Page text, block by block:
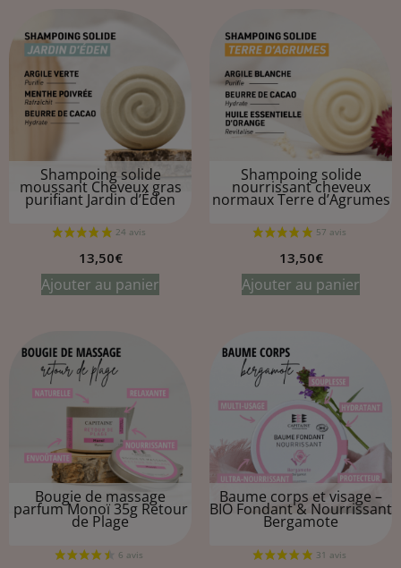
Shampoing solide
moussant Cheveux gras
purifiantJardin d’Éden
13,50€
Ajouter au panier
Shampoing solide
nourrissant cheveux
normauxTerre d’Agrumes
13,50€
Ajouter au panier
Bougie de massage
parfum Monoï 35g Retour
de Plage
Baume corps et visage –
BIO Fondant & Nourrissant
Bergamote